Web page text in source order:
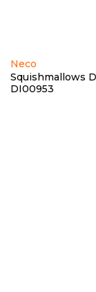
Neco
Squishmallows
DI00953